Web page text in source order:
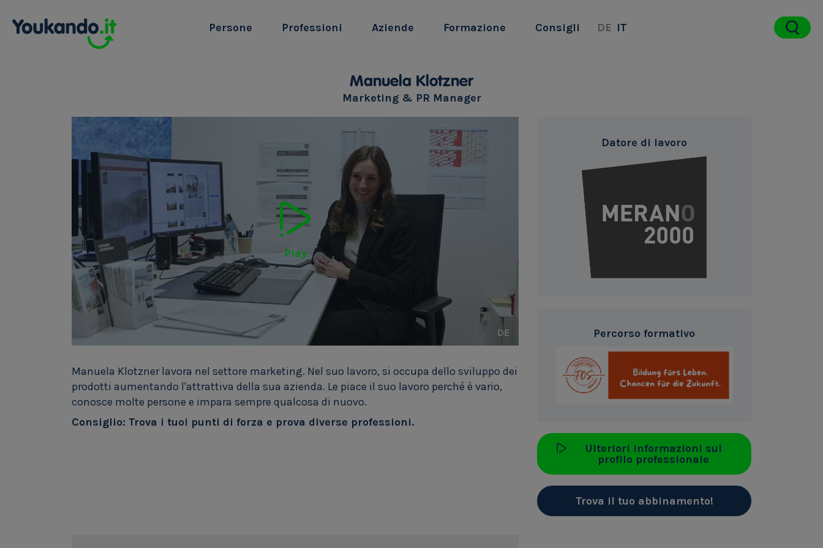
Persone Professioni Aziende Formazione Consigli DE IT
Manuela Klotzner
Marketing & PR Manager
Play
DE
Manuela Klotzner lavora nel settore marketing. Nel suo lavoro, si occupa dello sviluppo dei
prodotti aumentando l'attrattiva della sua azienda. Le piace il suo lavoro perché è vario,
conosce molte persone e impara sempre qualcosa di nuovo.
Consiglio: Trova i tuoi punti di forza e prova diverse professioni.
Datore di lavoro
Percorso formativo
Ulteriori informazioni sul
profilo professionale
Trova il tuo abbinamento!